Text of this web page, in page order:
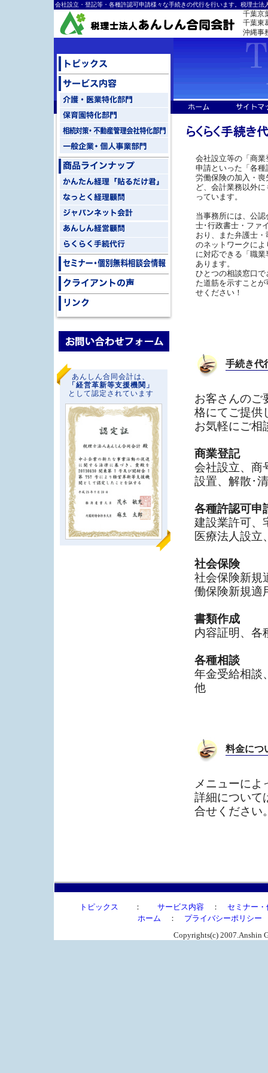
会社設立・登記等・各種許認可申請様々な手続きの代行を行います。税理士法
千葉京
千葉東
沖縄事
会社設立等の「商
申請といった「各
労働保険の加入・
ど、会計業務以外
っています。
当事務所には、公
士･行政書士・ファ
おり、また弁護士
のネットワークに
に対応できる「職
あります。
ひとつの相談窓口
た道筋を示すこと
せください！
手続き代
お客さんのご
格にてご提供
お気軽にご相
商業登記
会社設立、商
設置、解散･
各種許認可申
建設業許可、
医療法人設立
社会保険
社会保険新規
働保険新規適
書類作成
内容証明、各
各種相談
年金受給相談
他
料金につ
メニューによ
詳細について
合せください
あんしん合同会計は、
「経営革新等支援機関」
として認定されています
トピックス ： サービス内容： セミナー
ホーム ： プライバシーポリシー
Copyrights(c) 2007.Anshin